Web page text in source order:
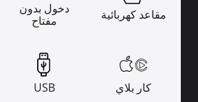
مقاعد كهربائية
دخول بدون
مفتاح
كار بلاي USB